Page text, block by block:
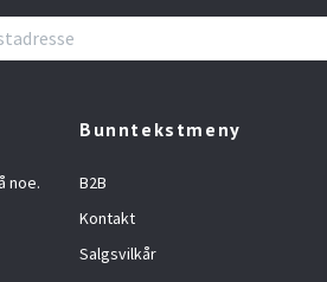
noe.
Bunntekstmeny
B2B
Kontakt
Salgsvilkår